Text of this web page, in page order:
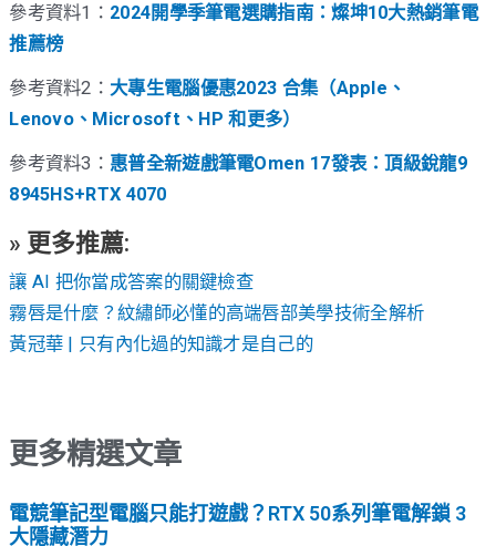
參考資料1： 2024開學季筆電選購指南：燦坤10大熱銷筆電
推薦榜
參考資料2： 大專生電腦優惠2023 合集（Apple、
Lenovo、Microsoft、HP 和更多）
參考資料3： 惠普全新遊戲筆電Omen 17發表：頂級銳龍9
8945HS+RTX 4070
» 更多推薦:
讓 AI 把你當成答案的關鍵檢查
霧唇是什麼？紋繡師必懂的高端唇部美學技術全解析
黃冠華 | 只有內化過的知識才是自己的
更多精選文章
電競筆記型電腦只能打遊戲？RTX 50系列筆電解鎖 3
大隱藏潛力